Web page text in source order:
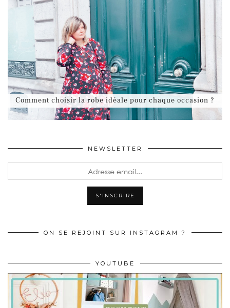
Comment choisir la robe idéale pour chaque occasion ?
NEWSLETTER
ON SE REJOINT SUR INSTAGRAM ?
YOUTUBE